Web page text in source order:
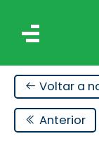
Voltar a
Anterior